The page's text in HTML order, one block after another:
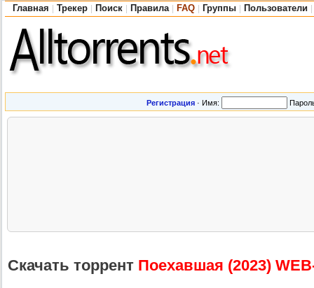
Главная Трекер Поиск Правила FAQ Группы Пользователи
Регистрация · Имя:
Скачать торрент Поехавшая (2023)